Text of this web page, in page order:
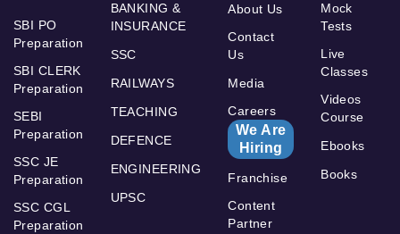
SBI PO
Preparation
SBI CLERK
Preparation
SEBI
Preparation
SSC JE
Preparation
SSC CGL
Preparation
BANKING &
INSURANCE
SSC
RAILWAYS
TEACHING
DEFENCE
ENGINEERING
UPSC
About Us
Contact
Us
Media
Careers
We Are
Hiring
Franchise
Content
Partner
Mock
Tests
Live
Classes
Videos
Course
Ebooks
Books